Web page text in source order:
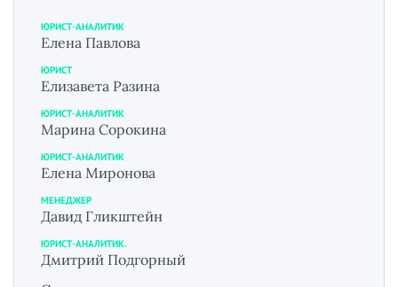
ЮРИСТ-АНАЛИТИК
Елена Павлова
ЮРИСТ
Елизавета Разина
ЮРИСТ-АНАЛИТИК
Марина Сорокина
ЮРИСТ-АНАЛИТИК
Елена Миронова
МЕНЕДЖЕР
Давид Гликштейн
ЮРИСТ-АНАЛИТИК.
Дмитрий Подгорный